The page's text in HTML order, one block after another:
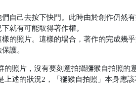
自己去按下快門。此時由於創作仍然
就有可能取得著作權。
的照片。這樣的場合，著作的完成幾
護。
照片，沒有要刻意拍攝獼猴自拍照的
述的狀況2，「獼猴自拍照」本身應該